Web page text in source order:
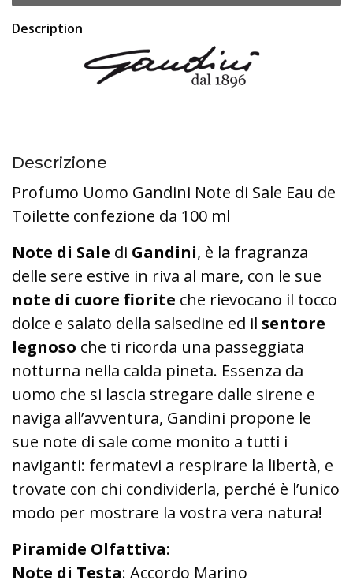
Description
Descrizione
Profumo Uomo Gandini Note di Sale Eau de
Toilette confezione da 100 ml
Note di Sale di Gandini, è la fragranza
delle sere estive in riva al mare, con le sue
note di cuore fiorite che rievocano il tocco
dolce e salato della salsedine ed il sentore
legnoso che ti ricorda una passeggiata
notturna nella calda pineta. Essenza da
uomo che si lascia stregare dalle sirene e
naviga all’avventura, Gandini propone le
sue note di sale come monito a tutti i
naviganti: fermatevi a respirare la libertà, e
trovate con chi condividerla, perché è l’unico
modo per mostrare la vostra vera natura!
Piramide Olfattiva:
Note di Testa: Accordo Marino